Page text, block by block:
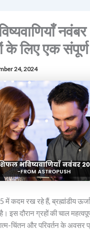
के लिए एक संपूर्ण
24, 2024
कदम रख रहे हैं, ब्रह्मांडीय
इस दौरान ग्रहों की चाल
चिंतन और परिवर्तन के अवसर